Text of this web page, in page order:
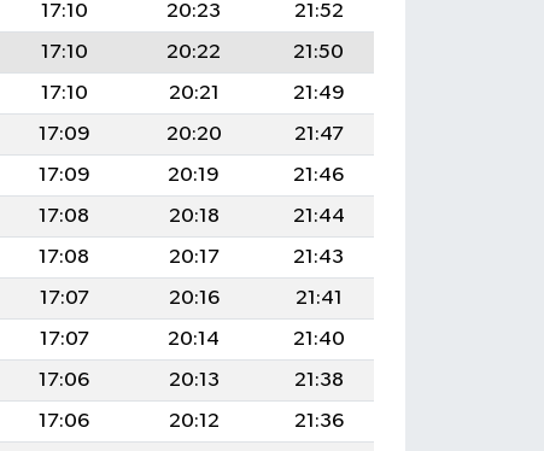
17:10 20:23
21:52
17:10 20:22
21:50
17:10 20:21
21:49
17:09 20:20
21:47
17:09 20:19
21:46
17:08 20:18
21:44
17:08 20:17
21:43
17:07 20:16
21:41
17:07 20:14
21:40
17:06 20:13
21:38
17:06 20:12
21:36